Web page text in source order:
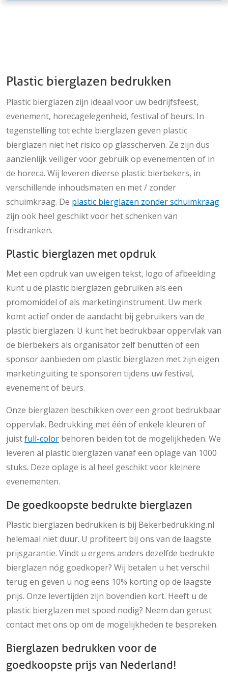
Plastic bierglazen bedrukken
Plastic bierglazen zijn ideaal voor uw bedrijfsfeest,
evenement, horecagelegenheid, festival of beurs. In
tegenstelling tot echte bierglazen geven plastic
bierglazen niet het risico op glasscherven. Ze zijn dus
aanzienlijk veiliger voor gebruik op evenementen of in
de horeca. Wij leveren diverse plastic bierbekers, in
verschillende inhoudsmaten en met / zonder
schuimkraag. De plastic bierglazen zonder schuimkraag
zijn ook heel geschikt voor het schenken van
frisdranken.
Plastic bierglazen met opdruk
Met een opdruk van uw eigen tekst, logo of afbeelding
kunt u de plastic bierglazen gebruiken als een
promomiddel of als marketinginstrument. Uw merk
komt actief onder de aandacht bij gebruikers van de
plastic bierglazen. U kunt het bedrukbaar oppervlak van
de bierbekers als organisator zelf benutten of een
sponsor aanbieden om plastic bierglazen met zijn eigen
marketinguiting te sponsoren tijdens uw festival,
evenement of beurs.
Onze bierglazen beschikken over een groot bedrukbaar
oppervlak. Bedrukking met één of enkele kleuren of
juistfull-color behoren beiden tot de mogelijkheden. We
leveren al plastic bierglazen vanaf een oplage van 1000
stuks. Deze oplage is al heel geschikt voor kleinere
evenementen.
De goedkoopste bedrukte bierglazen
Plastic bierglazen bedrukken is bij Bekerbedrukking.nl
helemaal niet duur. U profiteert bij ons van de laagste
prijsgarantie. Vindt u ergens anders dezelfde bedrukte
bierglazen nóg goedkoper? Wij betalen u het verschil
terug en geven u nog eens 10% korting op de laagste
prijs. Onze levertijden zijn bovendien kort. Heeft u de
plastic bierglazen met spoed nodig? Neem dan gerust
contact met ons op om de mogelijkheden te bespreken.
Bierglazen bedrukken voor de
goedkoopste prijs van Nederland!